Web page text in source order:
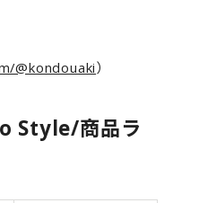
@kondouaki）
Style/商品ラ